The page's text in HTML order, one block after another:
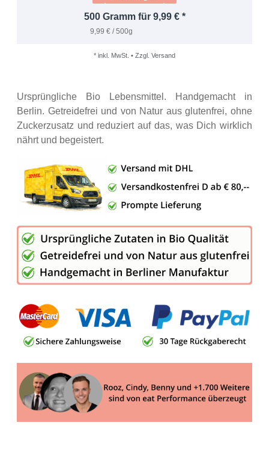
500 Gramm für 9,99 € *
9,99 € / 500g
* inkl. MwSt. • Zzgl. Versand
Ursprüngliche Bio Lebensmittel. Handgemacht in
Berlin. Getreidefrei und von Natur aus glutenfrei, ohne
Zuckerzusatz und reduziert auf das, was Dich wirklich
nährt und begeistert.